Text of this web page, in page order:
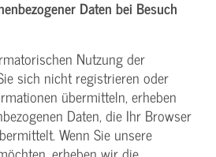
Daten bei Besuch
Nutzung der
sich nicht registrieren oder
übermitteln, erheben
Daten, die Ihr Browser
Wenn Sie unsere